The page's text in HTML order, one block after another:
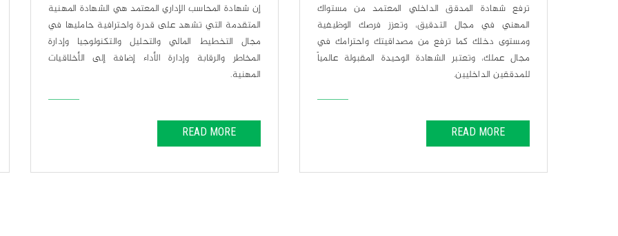
ترفع شهادة المدقق الداخلي المعتمد من مستواك
المهني في مجال التدقيق، وتعزز فرصك الوظيفية
ومستوى دخلك كما ترفع من مصداقيتك واحترامك في
مجال عملك، وتعتبر الشهادة الوحيدة المقبولة عالمياً
للمدققين الداخليين.
READ MORE
ترفع شهادة المدقق الداخلي المعتمد من مستواك
المهني في مجال التدقيق، وتعزز فرصك الوظيفية
ومستوى دخلك كما ترفع من مصداقيتك واحترامك في
مجال عملك، وتعتبر الشهادة الوحيدة المقبولة عالمياً
للمدققين الداخليين.
READ MORE